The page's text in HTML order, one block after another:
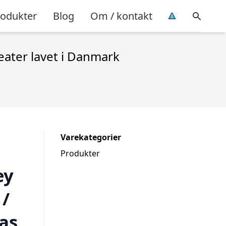
Blog Om / kontakt
lavet i Danmark
Varekategorier
Produkter